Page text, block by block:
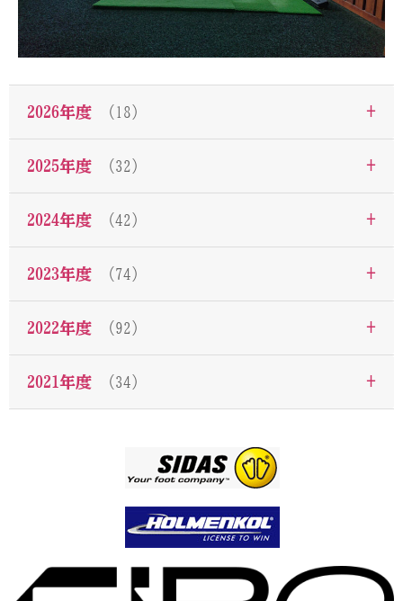
2026年度 （18） +
2025年度 （32） +
2024年度 （42） +
2023年度 （74） +
2022年度 （92） +
2021年度 （34） +